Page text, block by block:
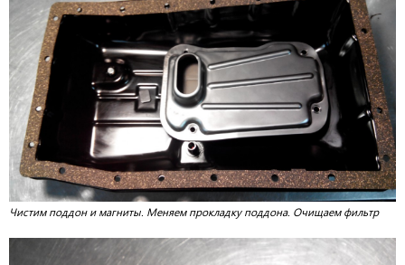
Чистим поддон и магниты. Меняем прокладку поддона. Очищаем фильтр